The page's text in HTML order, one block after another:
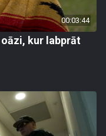
00:03:44
kur labprāt